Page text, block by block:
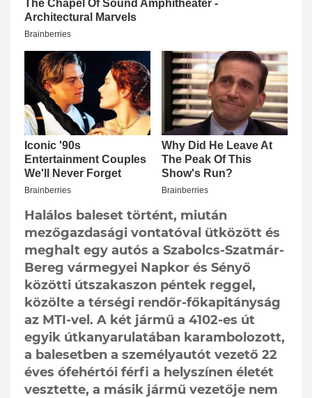
Halálos baleset történt, miután
mezőgazdasági vontatóval ütközött és
meghalt egy autós a Szabolcs-Szatmár-
Bereg vármegyei Napkor és Sényő
közötti útszakaszon péntek reggel,
közölte a térségi rendőr-főkapitányság
az MTI-vel. A két jármű a 4102-es út
egyik útkanyarulatában karambolozott,
a balesetben a személyautót vezető 22
éves ófehértói férfi a helyszínen életét
vesztette, a másik jármű vezetője nem